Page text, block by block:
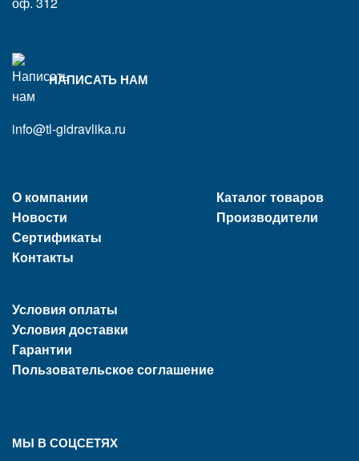
НАПИСАТЬ НАМ
info@tl-gidravlika.ru
О компании
Новости
Сертификаты
Контакты
Условия оплаты
Условия доставки
Гарантии
Пользовательское соглашение
Каталог товаров
Производители
МЫ В СОЦСЕТЯХ